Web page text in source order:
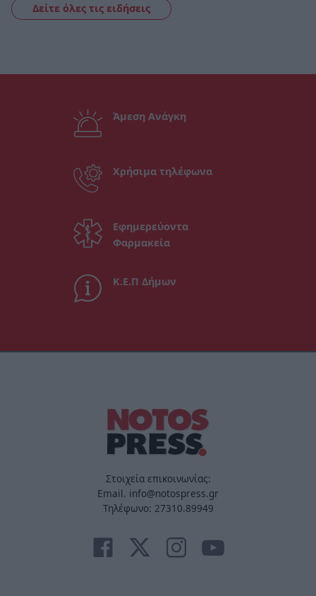
Δείτε όλες τις ειδήσεις
Άμεση Ανάγκη
Χρήσιμα τηλέφωνα
Εφημερεύοντα
Φαρμακεία
Κ.Ε.Π Δήμων
Στοιχεία επικοινωνίας:
Email. info@notospress.gr
Τηλέφωνο: 27310.89949